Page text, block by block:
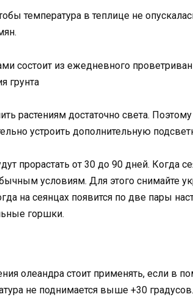
температура в теплице не
состоит из ежедневного
грунта
растениям достаточно света.
устроить дополнительную
прорастать от 30 до 90 дней. Когда
условиям. Для этого снимайте
на сеянцах появится по две пары
горшки.
олеандра стоит применять, если в
не поднимается выше +30